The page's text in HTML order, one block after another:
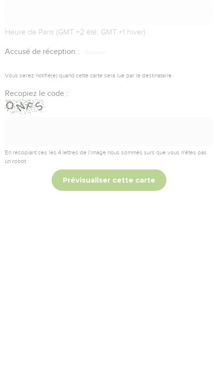
Heure de Paris (GMT +2 été, GMT +1 hiver)
Accusé de réception :
Vous serez notifié(e) quand cette carte sera lue par le destinataire.
Recopiez le code :
En recopiant ces les 4 lettres de l'image nous sommes surs que vous n'êtes pas
un robot
Prévisualiser cette carte